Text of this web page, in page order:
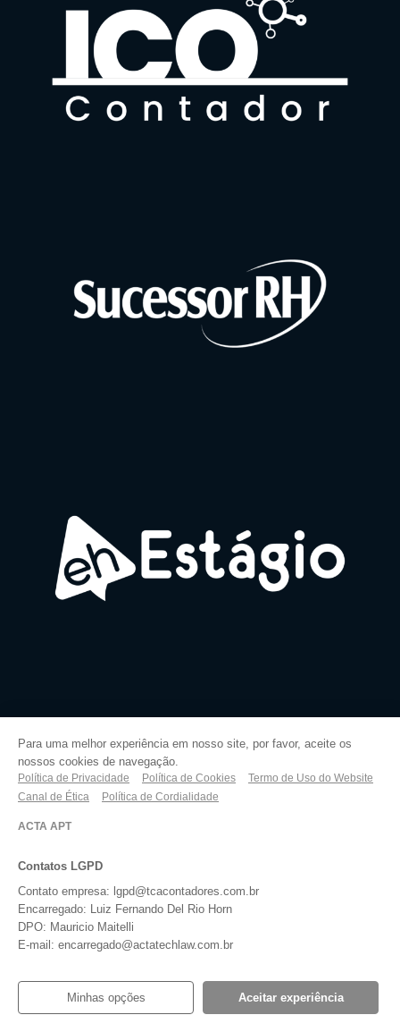
Empresas Parceiras
Para uma melhor experiência em nosso site, por favor, aceite os
nossos cookies de navegação.
Política de Privacidade Política de Cookies
Termo de Uso do Website
Canal de Ética
Política de Cordialidade
ACTA APT
Contatos LGPD
Contato empresa: lgpd@tcacontadores.com.br
Encarregado: Luiz Fernando Del Rio Horn
DPO: Mauricio Maitelli
E-mail: encarregado@actatechlaw.com.br
Minhas opções Aceitar experiência